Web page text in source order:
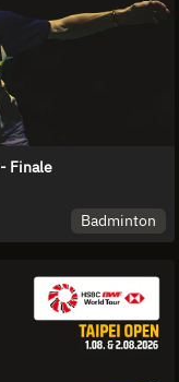
Finale
Badminton